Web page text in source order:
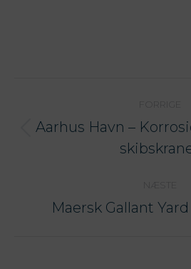
NAVIGATION
Aarhus Havn –
Next
Maersk Gallant